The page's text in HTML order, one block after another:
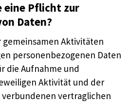
eine Pflicht zur
Daten?
gemeinsamen Aktivitäten
personenbezogenen Daten
die Aufnahme und
Aktivität und der
vertraglichen